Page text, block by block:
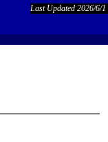
Last Updated 2026/6/1